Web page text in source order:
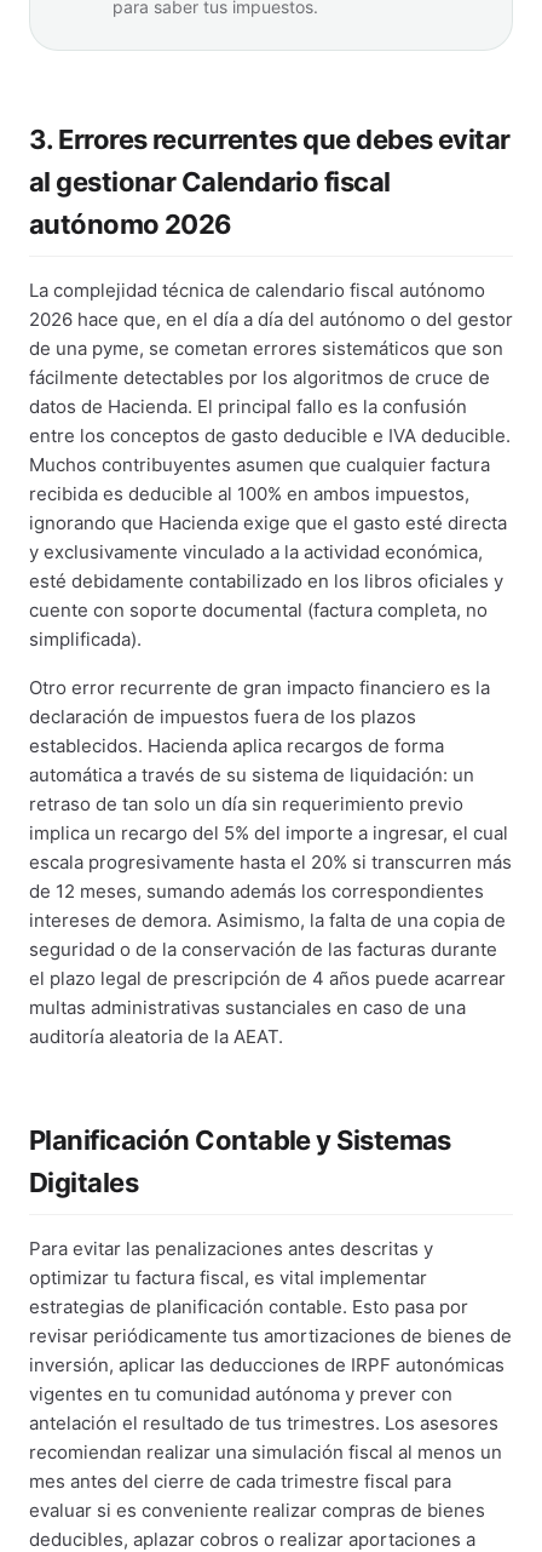
para saber tus impuestos.
3. Errores recurrentes que debes evitar
al gestionar Calendario fiscal
autónomo 2026
La complejidad técnica de calendario fiscal autónomo
2026 hace que, en el día a día del autónomo o del gestor
de una pyme, se cometan errores sistemáticos que son
fácilmente detectables por los algoritmos de cruce de
datos de Hacienda. El principal fallo es la confusión
entre los conceptos de gasto deducible e IVA deducible.
Muchos contribuyentes asumen que cualquier factura
recibida es deducible al 100% en ambos impuestos,
ignorando que Hacienda exige que el gasto esté directa
y exclusivamente vinculado a la actividad económica,
esté debidamente contabilizado en los libros oficiales y
cuente con soporte documental (factura completa, no
simplificada).
Otro error recurrente de gran impacto financiero es la
declaración de impuestos fuera de los plazos
establecidos. Hacienda aplica recargos de forma
automática a través de su sistema de liquidación: un
retraso de tan solo un día sin requerimiento previo
implica un recargo del 5% del importe a ingresar, el cual
escala progresivamente hasta el 20% si transcurren más
de 12 meses, sumando además los correspondientes
intereses de demora. Asimismo, la falta de una copia de
seguridad o de la conservación de las facturas durante
el plazo legal de prescripción de 4 años puede acarrear
multas administrativas sustanciales en caso de una
auditoría aleatoria de la AEAT.
Planificación Contable y Sistemas
Digitales
Para evitar las penalizaciones antes descritas y
optimizar tu factura fiscal, es vital implementar
estrategias de planificación contable. Esto pasa por
revisar periódicamente tus amortizaciones de bienes de
inversión, aplicar las deducciones de IRPF autonómicas
vigentes en tu comunidad autónoma y prever con
antelación el resultado de tus trimestres. Los asesores
recomiendan realizar una simulación fiscal al menos un
mes antes del cierre de cada trimestre fiscal para
evaluar si es conveniente realizar compras de bienes
deducibles, aplazar cobros o realizar aportaciones a